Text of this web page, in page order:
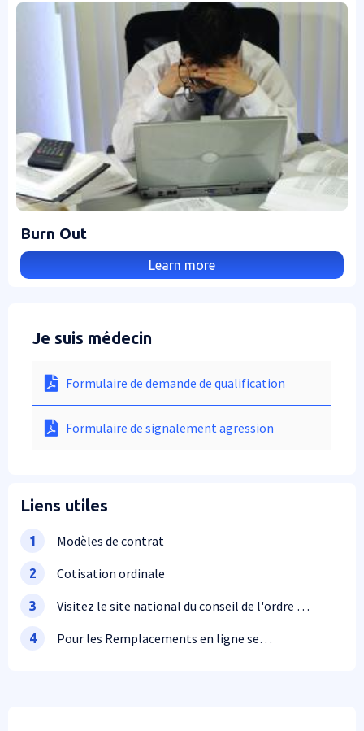
Burn Out
Learn more
Je suis médecin
Formulaire de demande de qualification
Formulaire de signalement agression
Liens utiles
1 Modèles de contrat
2 Cotisation ordinale
3
Visitez le site national du conseil de l'ordre des
4
Pour les Remplacements en ligne se